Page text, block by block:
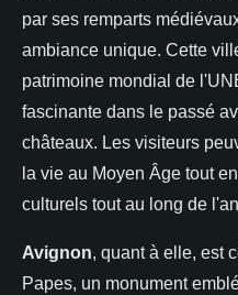
par ses remparts
ambiance unique. Cette
patrimoine mondial de
fascinante dans le passé
châteaux. Les visiteurs
la vie au Moyen Âge tout
culturels tout au long de
Avignon, quant à elle, est
Papes, un monument